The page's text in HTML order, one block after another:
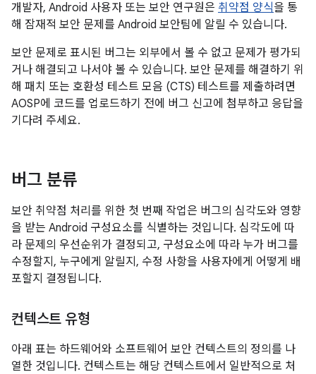
개발자, Android 사용자 또는 보안 연구원은 취약점 양식을 통
해 잠재적 보안 문제를 Android 보안팀에 알릴 수 있습니다.
보안 문제로 표시된 버그는 외부에서 볼 수 없고 문제가 평가되
거나 해결되고 나서야 볼 수 있습니다. 보안 문제를 해결하기 위
해 패치 또는 호환성 테스트 모음 (CTS) 테스트를 제출하려면
AOSP에 코드를 업로드하기 전에 버그 신고에 첨부하고 응답을
기다려 주세요.
버그 분류
보안 취약점 처리를 위한 첫 번째 작업은 버그의 심각도와 영향
을 받는 Android 구성요소를 식별하는 것입니다. 심각도에 따
라 문제의 우선순위가 결정되고, 구성요소에 따라 누가 버그를
수정할지, 누구에게 알릴지, 수정 사항을 사용자에게 어떻게 배
포할지 결정됩니다.
컨텍스트 유형
아래 표는 하드웨어와 소프트웨어 보안 컨텍스트의 정의를 나
열한 것입니다. 컨텍스트는 해당 컨텍스트에서 일반적으로 처